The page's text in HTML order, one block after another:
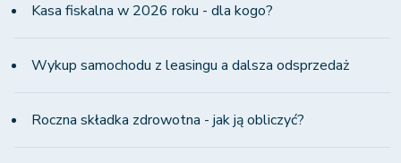
Kasa fiskalna w 2026 roku - dla kogo?
Wykup samochodu z leasingu a dalsza odsprzedaż
Roczna składka zdrowotna - jak ją obliczyć?